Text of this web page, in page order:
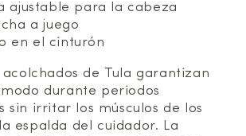
ajustable para la cabeza
a juego
en el cinturón
acolchados de Tula garantizan
durante periodos
sin irritar los músculos de los
espalda del cuidador. La